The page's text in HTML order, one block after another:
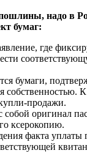
надо в
бумаг:
где
бумаги,
собственностью.
продажи.
оригинал
ксерокопию.
факта